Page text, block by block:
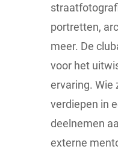
portretten,
meer. De
voor het
ervaring. Wie
verdiepen in
deelnemen
externe